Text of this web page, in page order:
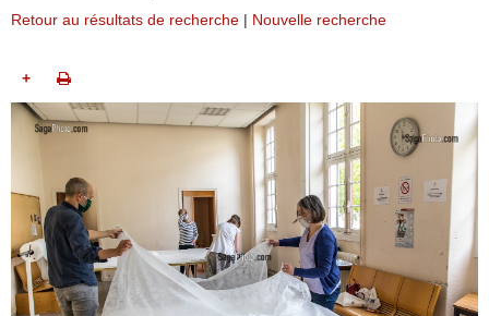
Retour au résultats de recherche | Nouvelle recherche
+